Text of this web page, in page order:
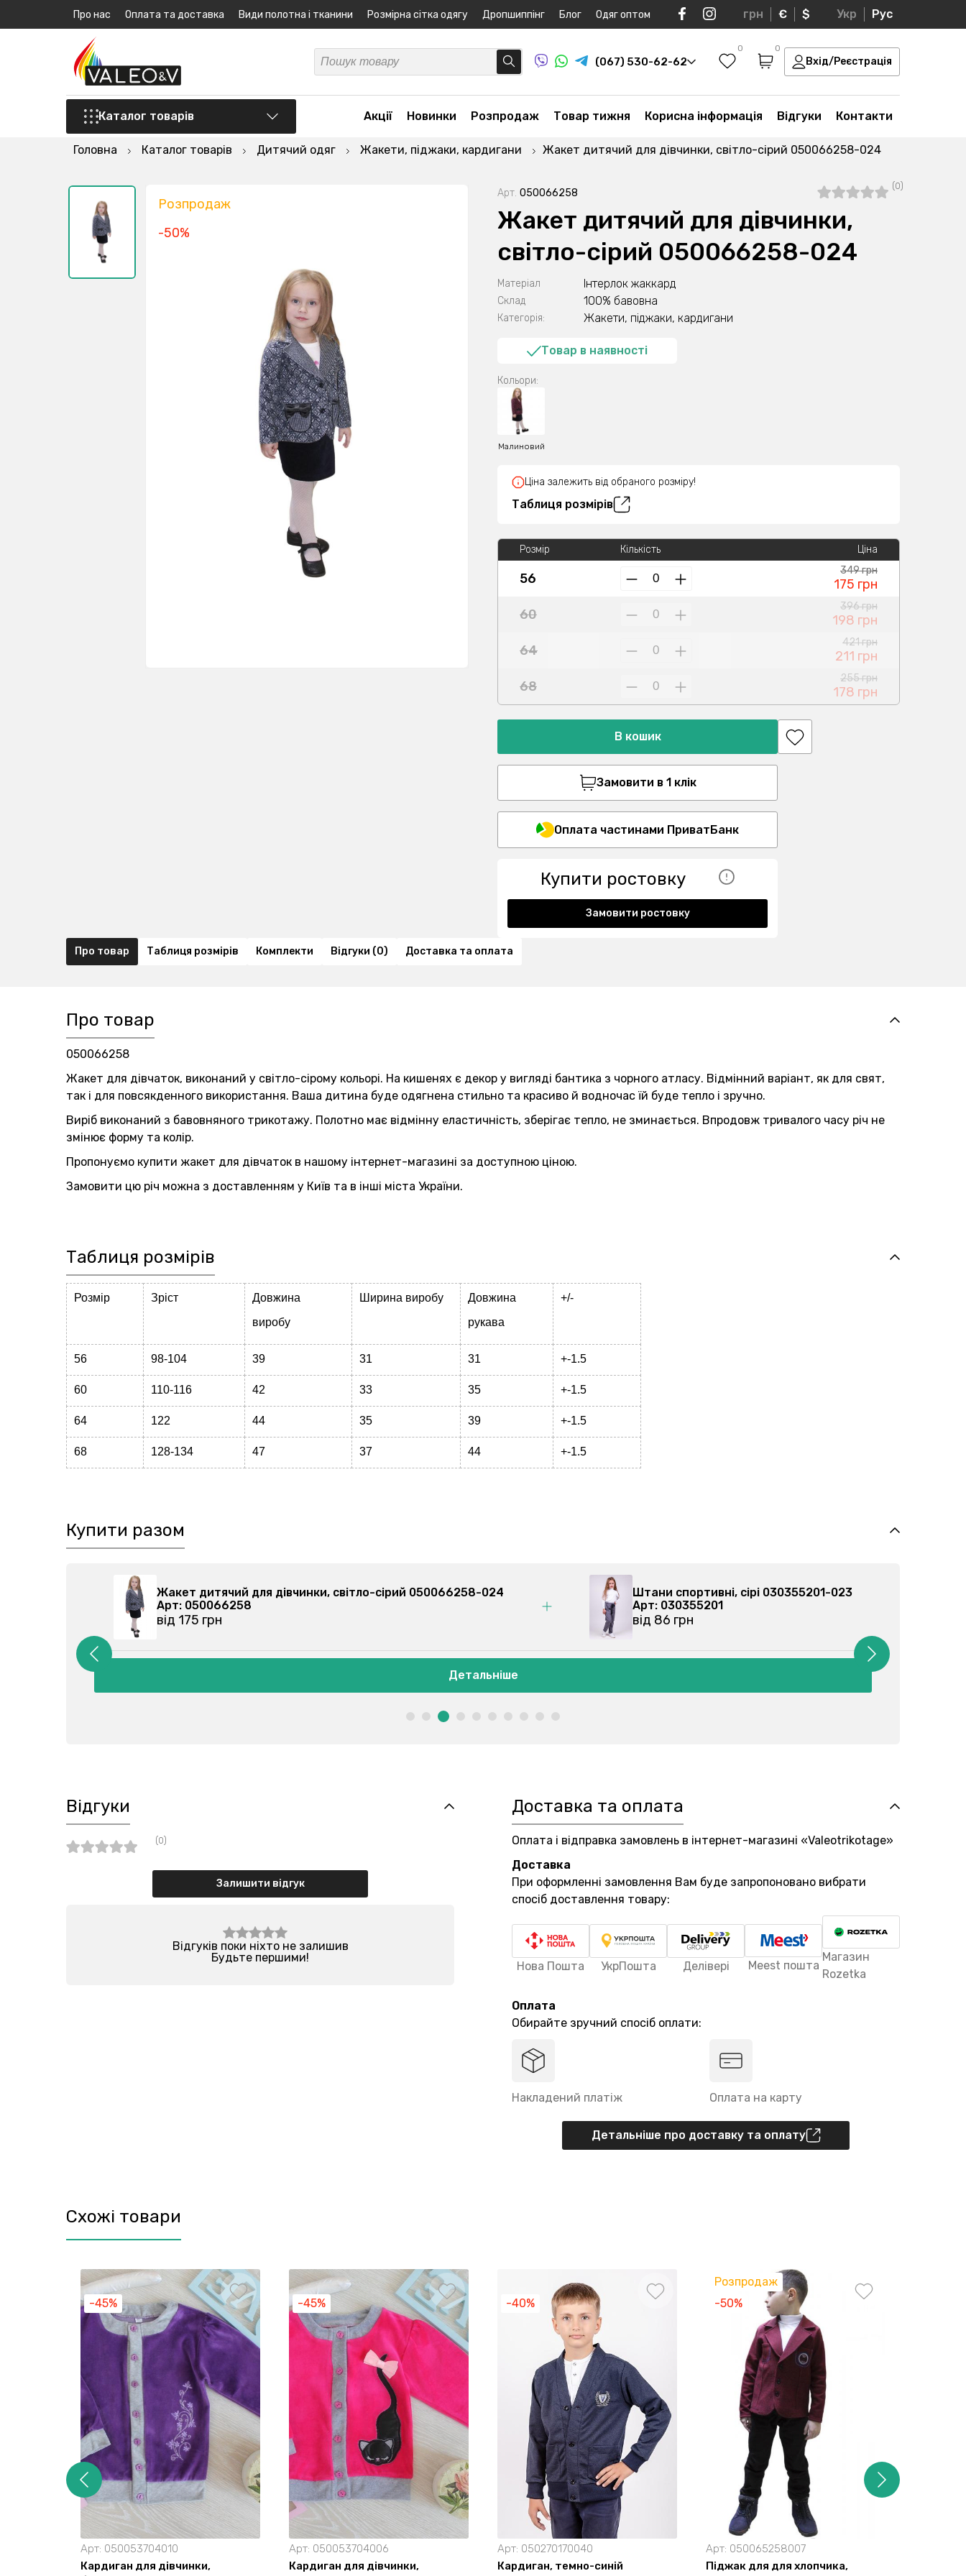
Про нас Оплата та доставка Види полотна і тканини Розмірна сітка одягу Дропшиппінг Блог Одяг оптом грн € $ Укр Рус
(067) 530-62-62
0 0
Вхід/Реєстрація
Каталог товарів Акції Новинки Розпродаж Товар тижня Корисна інформація Відгуки Контакти
Головна Каталог товарів Дитячий одяг Жакети, піджаки, кардигани Жакет дитячий для дівчинки, світло-сірий 050066258-024
Розпродаж
-50%
Арт. 050066258
(0)
Жакет дитячий для дівчинки,
світло-сірий 050066258-024
Матеріал Інтерлок жаккард
Склад 100% бавовна
Категорія: Жакети, піджаки, кардигани
Товар в наявності
Кольори:
Малиновий
Ціна залежить від обраного розміру!
Таблиця розмірів
Розмір
56
60
64
68
Кількість
Ціна
349 грн
175 грн
396 грн
198 грн
421 грн
211 грн
255 грн
178 грн
В кошик
Замовити в 1 клік
Оплата частинами ПриватБанк
Купити ростовку
Замовити ростовку
Про товар Таблиця розмірів Комплекти Відгуки (0) Доставка та оплата
Про товар
050066258
Жакет для дівчаток, виконаний у світло-сірому кольорі. На кишенях є декор у вигляді бантика з чорного атласу. Відмінний варіант, як для свят,
так і для повсякденного використання. Ваша дитина буде одягнена стильно та красиво й водночас їй буде тепло і зручно.
Виріб виконаний з бавовняного трикотажу. Полотно має відмінну еластичність, зберігає тепло, не зминається. Впродовж тривалого часу річ не
змінює форму та колір.
Пропонуємо купити жакет для дівчаток в нашому інтернет-магазині за доступною ціною.
Замовити цю річ можна з доставленням у Київ та в інші міста України.
Таблиця розмірів
Розмір Зріст
Довжина
виробу
Ширина виробу
Довжина
рукава
+/-
56 98-104 39 31 31 +-1.5
60 110-116 42 33 35 +-1.5
64 122 44 35 39 +-1.5
68 128-134 47 37 44 +-1.5
Купити разом
Жакет дитячий для дівчинки, світло-сірий 050066258-024
Арт: 050066258
від 175 грн
Штани спортивні, сірі 030355201-023
Арт: 030355201
від 86 грн
Детальніше
Відгуки
(0)
Залишити відгук
Відгуків поки ніхто не залишив
Будьте першими!
Доставка та оплата
Оплата і відправка замовлень в інтернет-магазині «Valeotrikotage»
Доставка
При оформленні замовлення Вам буде запропоновано вибрати
спосіб доставлення товару:
Нова Пошта УкрПошта Делівері Meest пошта
Магазин
Rozetka
Оплата
Обирайте зручний спосіб оплати:
Накладений платіж Оплата на карту
Детальніше про доставку та оплату
Схожі товари
-45%
Арт: 050053704010
Кардиган для дівчинки,
-45%
Арт: 050053704006
Кардиган для дівчинки,
-40%
Арт: 050270170040
Кардиган, темно-синій
Розпродаж
-50%
Арт: 050065258007
Піджак для для хлопчика,